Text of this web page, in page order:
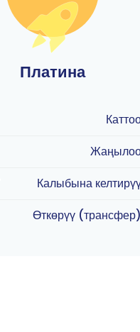
Платина
Калыбына
Өткөрүү (трансфер)